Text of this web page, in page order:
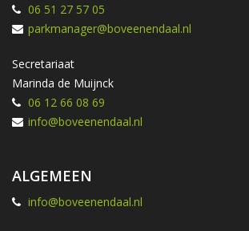
06 51 27 57 05
parkmanager@boveenendaal.nl
Secretariaat
Marinda de Muijnck
06 12 66 08 69
info@boveenendaal.nl
ALGEMEEN
info@boveenendaal.nl